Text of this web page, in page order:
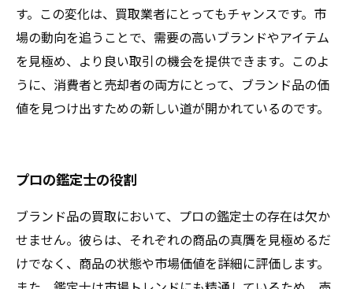
す。この変化は、買取業者にとってもチャンスです。市
場の動向を追うことで、需要の高いブランドやアイテム
を見極め、より良い取引の機会を提供できます。このよ
うに、消費者と売却者の両方にとって、ブランド品の価
値を見つけ出すための新しい道が開かれているのです。
プロの鑑定士の役割
ブランド品の買取において、プロの鑑定士の存在は欠か
せません。彼らは、それぞれの商品の真贋を見極めるだ
けでなく、商品の状態や市場価値を詳細に評価します。